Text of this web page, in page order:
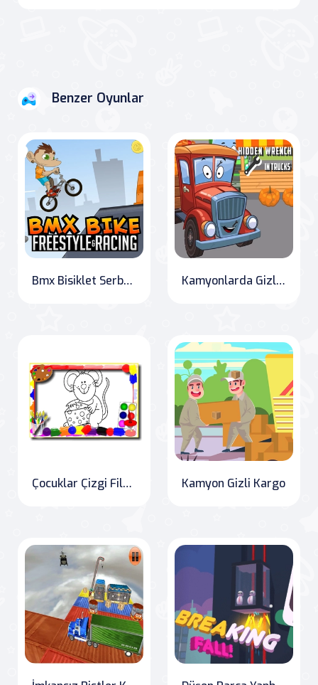
Benzer Oyunlar
Bmx Bisiklet Serbest Stili ve Yarışı Kamyonlarda Gizli Anahtar
Çocuklar Çizgi Film Boyama Kitabı Kamyon Gizli Kargo